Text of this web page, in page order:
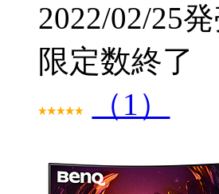
2022/02/25
限定数終了
（1）